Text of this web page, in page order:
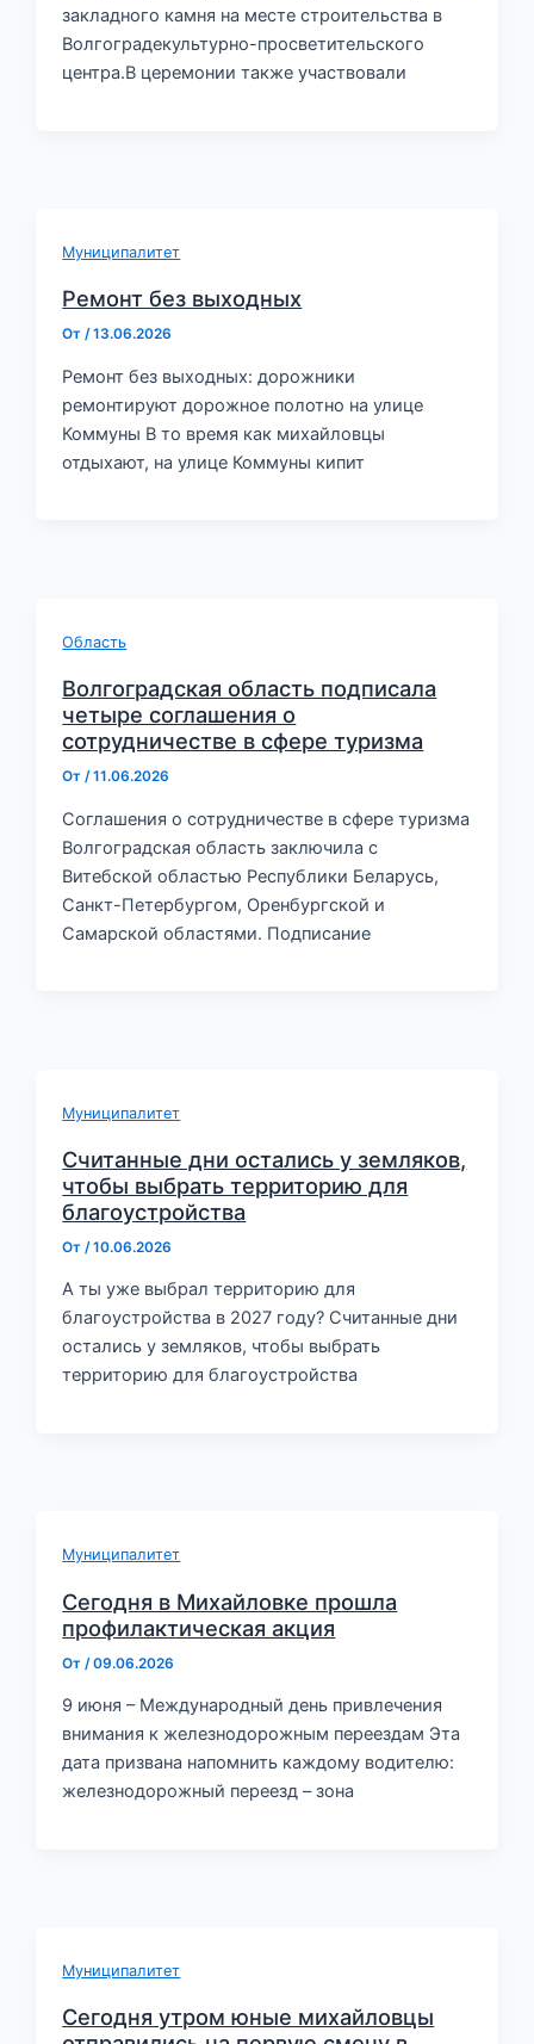
закладного камня на месте строительства в
Волгоградекультурно-просветительского
центра.В церемонии также участвовали
Муниципалитет
Ремонт без выходных
От/13.06.2026
Ремонт без выходных: дорожники
ремонтируют дорожное полотно на улице
Коммуны В то время как михайловцы
отдыхают, на улице Коммуны кипит
Область
Волгоградская область подписала
четыре соглашения о
сотрудничестве в сфере туризма
От/11.06.2026
Соглашения о сотрудничестве в сфере туризма
Волгоградская область заключила с
Витебской областью Республики Беларусь,
Санкт-Петербургом, Оренбургской и
Самарской областями. Подписание
Муниципалитет
Считанные дни остались у земляков,
чтобы выбрать территорию для
благоустройства
От/10.06.2026
А ты уже выбрал территорию для
благоустройства в 2027 году? Считанные дни
остались у земляков, чтобы выбрать
территорию для благоустройства
Муниципалитет
Сегодня в Михайловке прошла
профилактическая акция
От /09.06.2026
9 июня – Международный день привлечения
внимания к железнодорожным переездам Эта
дата призвана напомнить каждому водителю:
железнодорожный переезд – зона
Муниципалитет
Сегодня утром юные михайловцы